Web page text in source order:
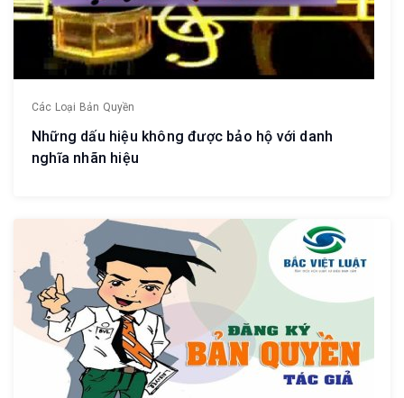
Các Loại Bản Quyền
Những dấu hiệu không được bảo hộ với danh
nghĩa nhãn hiệu